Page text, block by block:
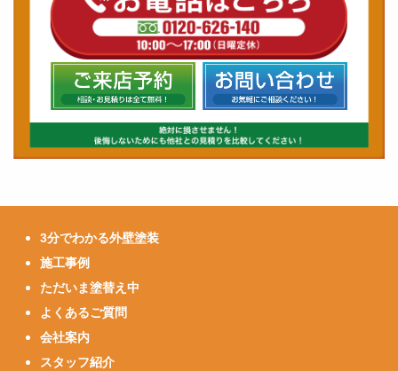
3分でわかる外壁塗装
施工事例
ただいま塗替え中
よくあるご質問
会社案内
スタッフ紹介